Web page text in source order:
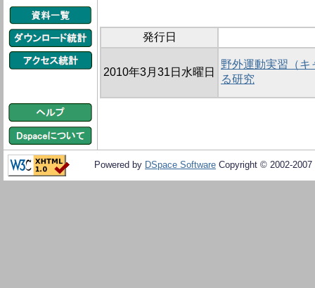
発行日
2010年3月31日水曜日
野外運動実習（
る研究
Powered by DSpace Software Copyright © 2002-2007